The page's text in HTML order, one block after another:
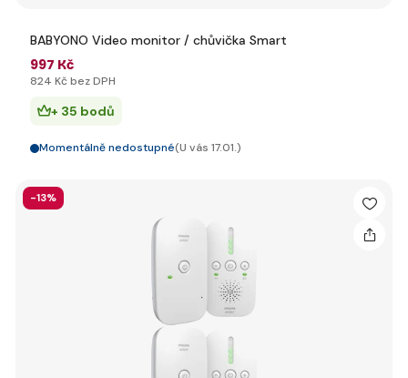
BABYONO Video monitor / chůvička Smart
997 Kč
824 Kč bez DPH
+ 35 bodů
Momentálně nedostupné(U vás 17.01.)
-13%